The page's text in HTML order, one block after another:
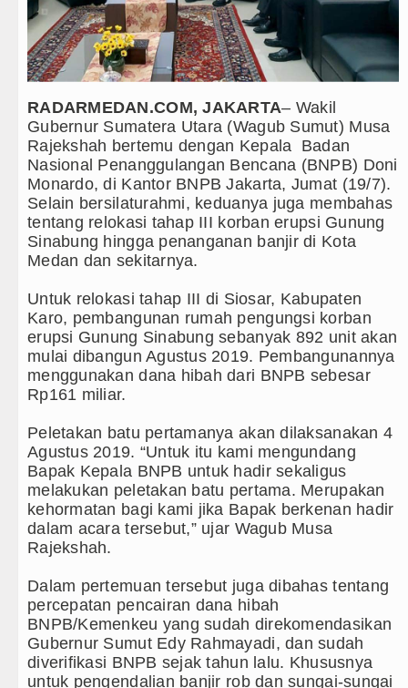
Video
Kesehatan
Siraman Rohani
PSG vs Manchester United
Juventus vs Inter Milan
Real Madrid Tandang ke
Bupati Taput Sambut Kunjungan
Gubsu Bobby Prioritaskan
Duta Genre Harus Jadi
Peringati Hari Anak 2026, TP
Dugaan Penyimpangan Dana
Risiko Tertular HIV/AIDS
Bertekad Pulang Mantan PM
Juventus vs Inter Milan
Real Madrid Tandang ke
Bupati Taput Sambut Kunjungan
Duta Genre Harus Jadi
Peringati Hari Anak 2026, TP
Dugaan Penyimpangan Dana
RADARMEDAN.COM, JAKARTA– Wakil
Gubernur Sumatera Utara (Wagub Sumut) Musa
Rajekshah bertemu dengan Kepala Badan
Nasional Penanggulangan Bencana (BNPB) Doni
Monardo, di Kantor BNPB Jakarta, Jumat (19/7).
Selain bersilaturahmi, keduanya juga membahas
tentang relokasi tahap III korban erupsi Gunung
Sinabung hingga penanganan banjir di Kota
Medan dan sekitarnya.
Untuk relokasi tahap III di Siosar, Kabupaten
Karo, pembangunan rumah pengungsi korban
erupsi Gunung Sinabung sebanyak 892 unit akan
mulai dibangun Agustus 2019. Pembangunannya
menggunakan dana hibah dari BNPB sebesar
Rp161 miliar.
Peletakan batu pertamanya akan dilaksanakan 4
Agustus 2019. “Untuk itu kami mengundang
Bapak Kepala BNPB untuk hadir sekaligus
melakukan peletakan batu pertama. Merupakan
kehormatan bagi kami jika Bapak berkenan hadir
dalam acara tersebut,” ujar Wagub Musa
Rajekshah.
Dalam pertemuan tersebut juga dibahas tentang
percepatan pencairan dana hibah
BNPB/Kemenkeu yang sudah direkomendasikan
Gubernur Sumut Edy Rahmayadi, dan sudah
diverifikasi BNPB sejak tahun lalu. Khususnya
untuk pengendalian banjir rob dan sungai-sungai